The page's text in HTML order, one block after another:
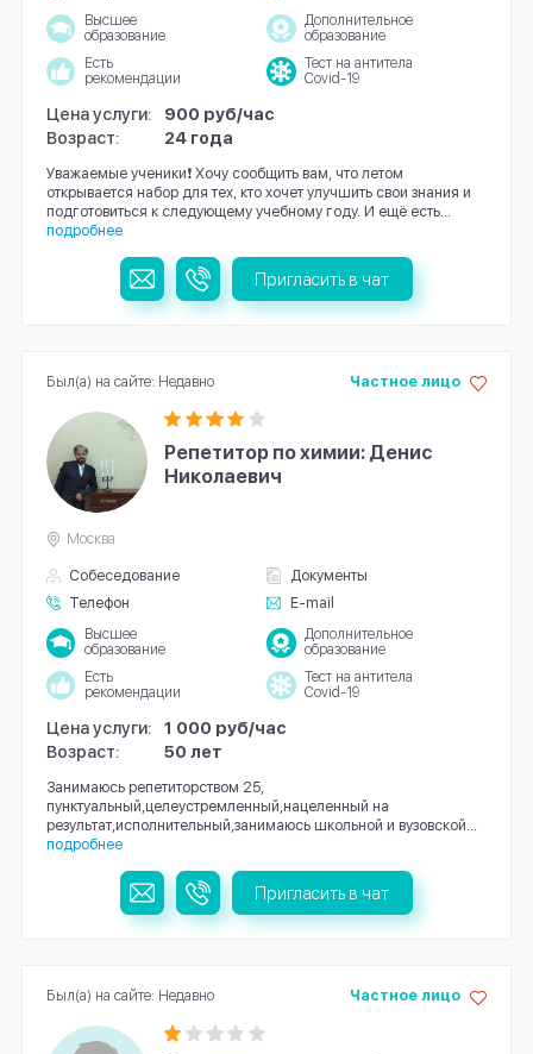
Высшее
образование
Дополнительное
образование
Есть
рекомендации
Тест на антитела
Covid-19
Цена услуги:
900 руб/час
Возраст:
24 года
Уважаемые ученики❗ Хочу сообщить вам, что летом
открывается набор для тех, кто хочет улучшить свои знания и
подготовиться к следующему учебному году. И ещё есть...
подробнее
Пригласить в чат
Репетитор по химии: Денис
Николаевич
Собеседование
Документы
Телефон
E-mail
Частное лицо
Москва
Высшее
образование
Дополнительное
образование
Есть
рекомендации
Тест на антитела
Covid-19
Цена услуги:
1 000 руб/час
Возраст:
50 лет
Занимаюсь репетиторством 25,
пунктуальный,целеустремленный,нацеленный на
результат,исполнительный,занимаюсь школьной и вузовской...
подробнее
Был(а) на сайте: Недавно
Пригласить в чат
Частное лицо
Был(а) на сайте: Недавно